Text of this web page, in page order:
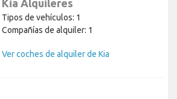
Kia Alquileres
Tipos de vehículos: 1
Compañías de alquiler: 1
Ver coches de alquiler de Kia